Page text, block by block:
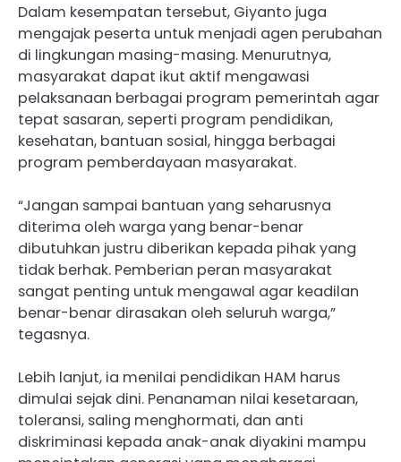
Dalam kesempatan tersebut, Giyanto juga
mengajak peserta untuk menjadi agen perubahan
di lingkungan masing-masing. Menurutnya,
masyarakat dapat ikut aktif mengawasi
pelaksanaan berbagai program pemerintah agar
tepat sasaran, seperti program pendidikan,
kesehatan, bantuan sosial, hingga berbagai
program pemberdayaan masyarakat.
“Jangan sampai bantuan yang seharusnya
diterima oleh warga yang benar-benar
dibutuhkan justru diberikan kepada pihak yang
tidak berhak. Pemberian peran masyarakat
sangat penting untuk mengawal agar keadilan
benar-benar dirasakan oleh seluruh warga,”
tegasnya.
Lebih lanjut, ia menilai pendidikan HAM harus
dimulai sejak dini. Penanaman nilai kesetaraan,
toleransi, saling menghormati, dan anti
diskriminasi kepada anak-anak diyakini mampu